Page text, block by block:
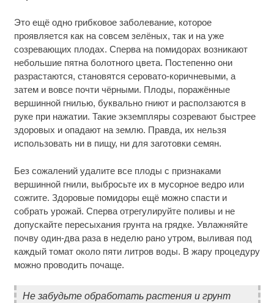
Это ещё одно грибковое заболевание, которое
проявляется как на совсем зелёных, так и на уже
созревающих плодах. Сперва на помидорах возникают
небольшие пятна болотного цвета. Постепенно они
разрастаются, становятся серовато-коричневыми, а
затем и вовсе почти чёрными. Плоды, поражённые
вершинной гнилью, буквально гниют и расползаются в
руке при нажатии. Такие экземпляры созревают быстрее
здоровых и опадают на землю. Правда, их нельзя
использовать ни в пищу, ни для заготовки семян.
Без сожалений удалите все плоды с признаками
вершинной гнили, выбросьте их в мусорное ведро или
сожгите. Здоровые помидоры ещё можно спасти и
собрать урожай. Сперва отрегулируйте поливы и не
допускайте пересыхания грунта на грядке. Увлажняйте
почву один-два раза в неделю рано утром, выливая под
каждый томат около пяти литров воды. В жару процедуру
можно проводить почаще.
Не забудьте обработать растения и грунт